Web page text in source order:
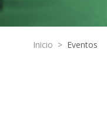
Inicio > Eventos